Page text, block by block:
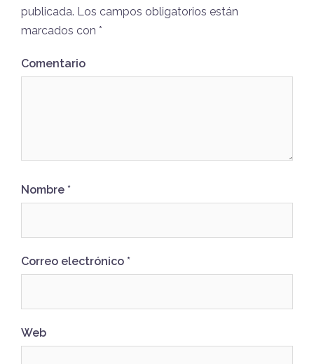
publicada. Los campos obligatorios están
marcados con *
Comentario
Nombre *
Correo electrónico *
Web